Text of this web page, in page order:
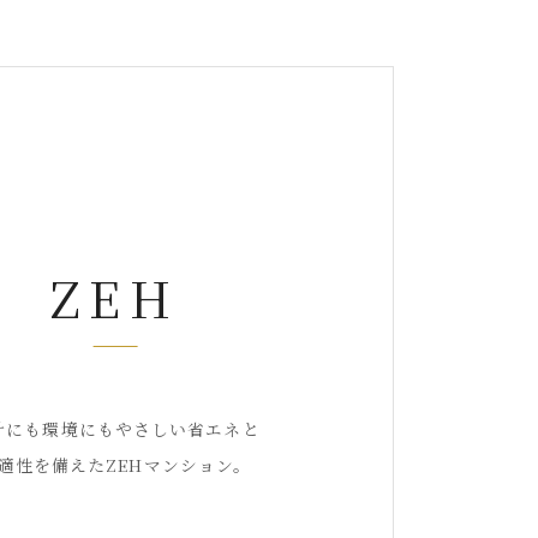
ZEH
にも環境にもやさしい省エネと
性を備えたZEHマンション。